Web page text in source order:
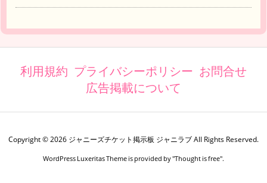
利用規約 プライバシーポリシー お問合せ
広告掲載について
Copyright ©2026 ジャニーズチケット掲示板 ジャニラブAll Rights Reserved.
WordPress Luxeritas Theme is provided by "Thought is free".